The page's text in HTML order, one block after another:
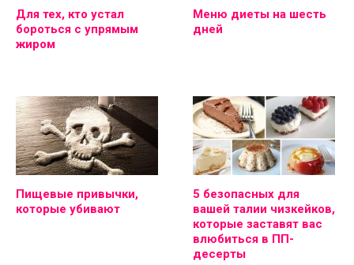
Для тех, кто устал
бороться с упрямым
жиром
Меню диеты на шесть
дней
Пищевые привычки,
которые убивают
5 безопасных для
вашей талии чизкейков,
которые заставят вас
влюбиться в ПП-
десерты